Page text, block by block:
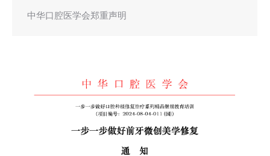
中华口腔医学会郑重声明